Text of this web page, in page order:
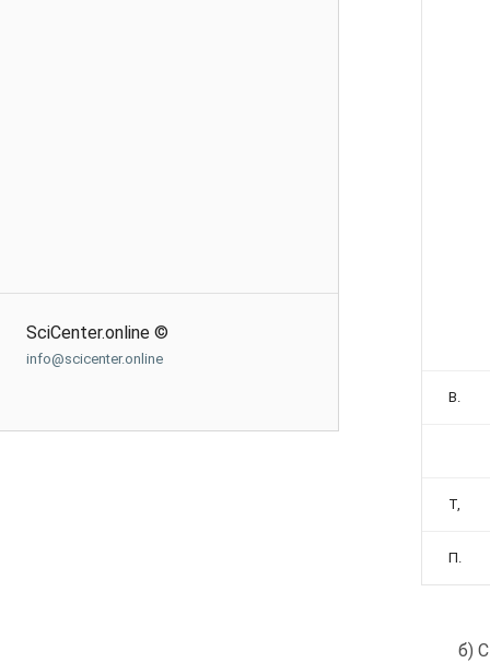
SciCenter.online ©
info@scicenter.online
В.
Т,
П.
б)